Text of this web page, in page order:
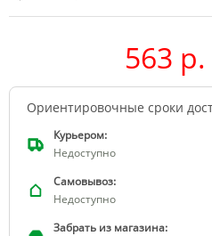
563 р.
Ориентировочные сроки
Курьером:
Недоступно
Самовывоз:
Недоступно
Забрать из магазина: